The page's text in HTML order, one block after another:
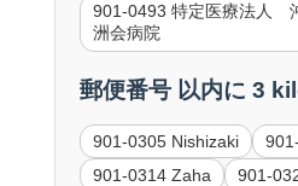
901-0493 特定医療法人
洲会病院
郵便番号 以内に 3
901-0305 Nishizaki
901-0314 Zaha
901-